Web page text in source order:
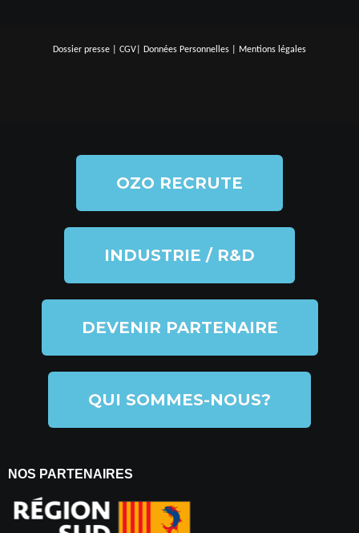
Dossier presse CGV Données Personnelles Mentions légales
OZO RECRUTE
INDUSTRIE / R&D
DEVENIR PARTENAIRE
QUI SOMMES-NOUS?
NOS PARTENAIRES